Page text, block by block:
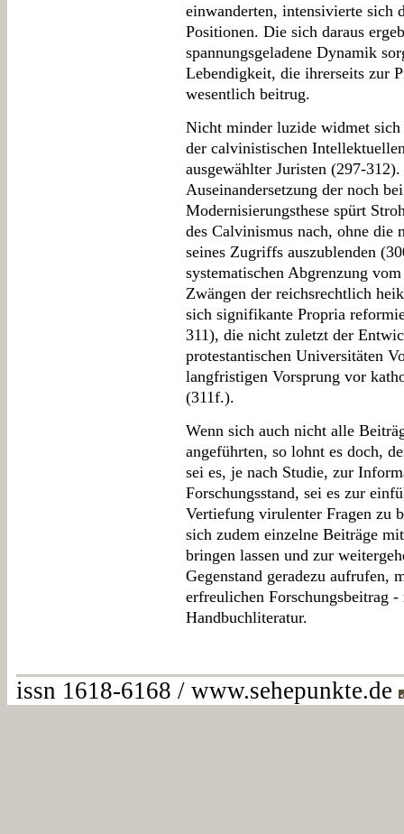
einwanderten, intensivierte sich
Positionen. Die sich daraus
spannungsgeladene Dynamik
Lebendigkeit, die ihrerseits zur
wesentlich beitrug.
Nicht minder luzide widmet
der calvinistischen
ausgewählter Juristen (297-
Auseinandersetzung der noch
Modernisierungsthese spürt
des Calvinismus nach, ohne die
seines Zugriffs auszublenden
systematischen Abgrenzung
Zwängen der reichsrechtlich
sich signifikante Propria
311), die nicht zuletzt der
protestantischen Universitäten
langfristigen Vorsprung vor
(311f.).
Wenn sich auch nicht alle
angeführten, so lohnt es doch,
sei es, je nach Studie, zur
Forschungsstand, sei es zur
Vertiefung virulenter Fragen zu
sich zudem einzelne Beiträge
bringen lassen und zur
Gegenstand geradezu aufrufen,
erfreulichen Forschungsbeitrag
Handbuchliteratur.
issn 1618-6168 / www.sehepunkte.de